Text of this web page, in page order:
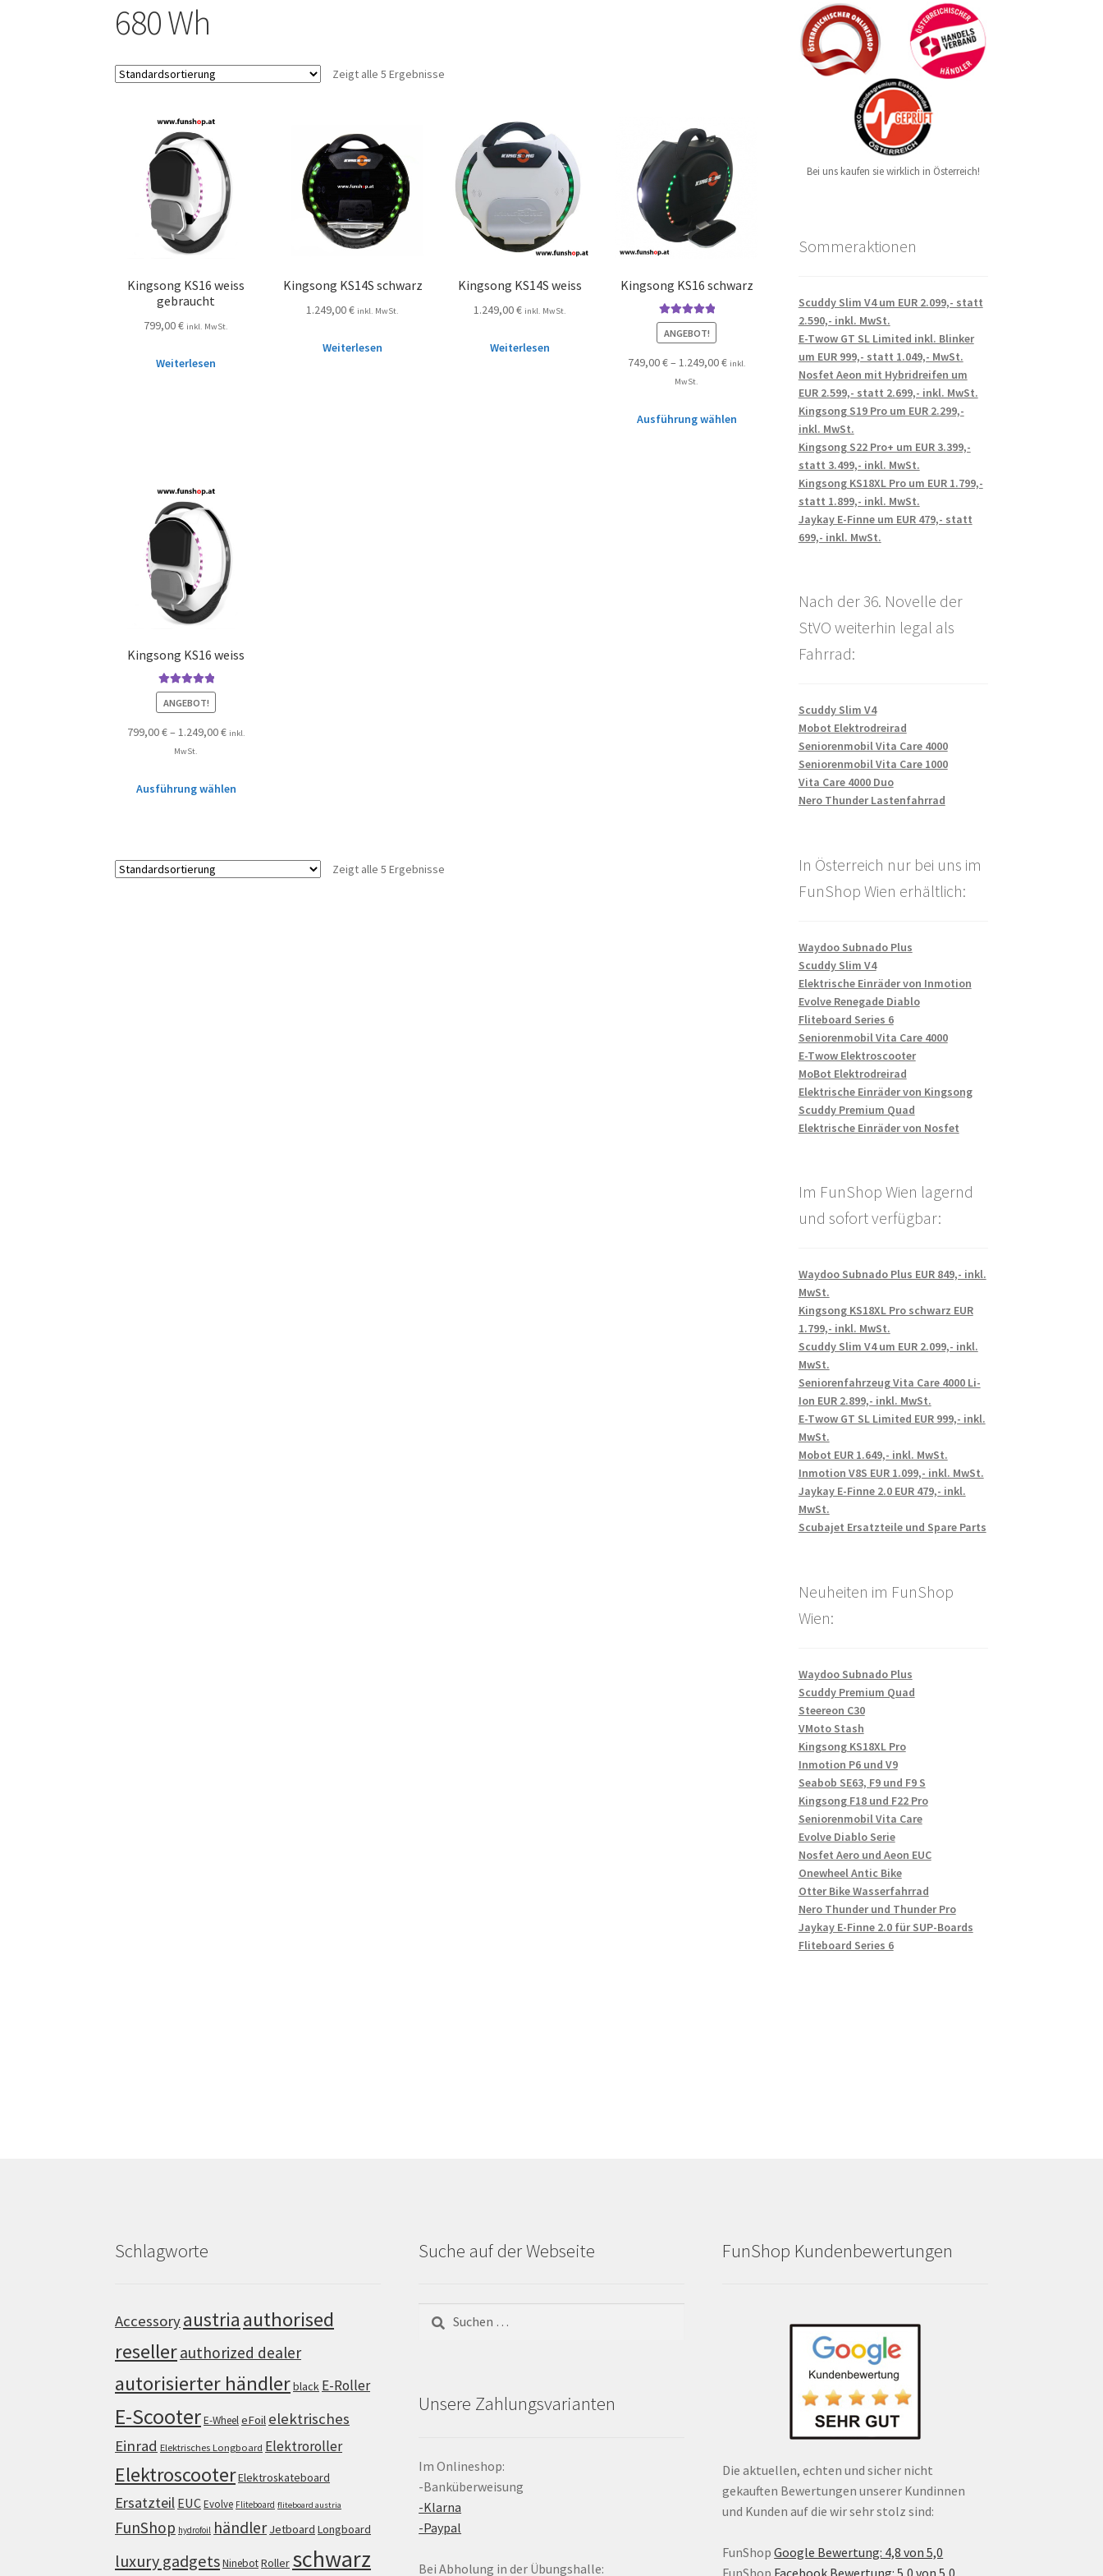
680 Wh
Zeigt alle 5 Ergebnisse
Kingsong KS16 weiss
gebraucht
799,00€ inkl. MwSt.
Weiterlesen
Kingsong KS14S schwarz
1.249,00€ inkl. MwSt.
Weiterlesen
Kingsong KS14S weiss
1.249,00€ inkl. MwSt.
Weiterlesen
Kingsong KS16 schwarz
Bewertet mit
5.00von 5
ANGEBOT!
749,00€– 1.249,00€ inkl.
MwSt.
Ausführung wählen
Kingsong KS16 weiss
Bewertet mit
5.00von 5
ANGEBOT!
799,00€– 1.249,00€ inkl.
MwSt.
Ausführung wählen
Zeigt alle 5 Ergebnisse
Bei uns kaufen sie wirklich in Österreich!
Sommeraktionen
Scuddy Slim V4 um EUR 2.099,- statt
2.590,- inkl. MwSt.
E-Twow GT SL Limited inkl. Blinker
um EUR 999,- statt 1.049,- MwSt.
Nosfet Aeon mit Hybridreifen um
EUR 2.599,- statt 2.699,- inkl. MwSt.
Kingsong S19 Pro um EUR 2.299,-
inkl. MwSt.
Kingsong S22 Pro+ um EUR 3.399,-
statt 3.499,- inkl. MwSt.
Kingsong KS18XL Pro um EUR 1.799,-
statt 1.899,- inkl. MwSt.
Jaykay E-Finne um EUR 479,- statt
699,- inkl. MwSt.
Nach der 36. Novelle der
StVO weiterhin legal als
Fahrrad:
Scuddy Slim V4
Mobot Elektrodreirad
Seniorenmobil Vita Care 4000
Seniorenmobil Vita Care 1000
Vita Care 4000 Duo
Nero Thunder Lastenfahrrad
In Österreich nur bei uns im
FunShop Wien erhältlich:
Waydoo Subnado Plus
Scuddy Slim V4
Elektrische Einräder von Inmotion
Evolve Renegade Diablo
Fliteboard Series 6
Seniorenmobil Vita Care 4000
E-Twow Elektroscooter
MoBot Elektrodreirad
Elektrische Einräder von Kingsong
Scuddy Premium Quad
Elektrische Einräder von Nosfet
Im FunShop Wien lagernd
und sofort verfügbar:
Waydoo Subnado Plus EUR 849,- inkl.
MwSt.
Kingsong KS18XL Pro schwarz EUR
1.799,- inkl. MwSt.
Scuddy Slim V4 um EUR 2.099,- inkl.
MwSt.
Seniorenfahrzeug Vita Care 4000 Li-
Ion EUR 2.899,- inkl. MwSt.
E-Twow GT SL Limited EUR 999,- inkl.
MwSt.
Mobot EUR 1.649,- inkl. MwSt.
Inmotion V8S EUR 1.099,- inkl. MwSt.
Jaykay E-Finne 2.0 EUR 479,- inkl.
MwSt.
Scubajet Ersatzteile und Spare Parts
Neuheiten im FunShop
Wien:
Waydoo Subnado Plus
Scuddy Premium Quad
Steereon C30
VMoto Stash
Kingsong KS18XL Pro
Inmotion P6 und V9
Seabob SE63, F9 und F9 S
Kingsong F18 und F22 Pro
Seniorenmobil Vita Care
Evolve Diablo Serie
Nosfet Aero und Aeon EUC
Onewheel Antic Bike
Otter Bike Wasserfahrrad
Nero Thunder und Thunder Pro
Jaykay E-Finne 2.0 für SUP-Boards
Fliteboard Series 6
Schlagworte
Accessoryaustria authorised
resellerauthorized dealer
autorisierter händlerblack E-Roller
E-ScooterE-WheeleFoil elektrisches
Einrad Elektrisches Longboard Elektroroller
ElektroscooterElektroskateboard
Ersatzteil EUCEvolve Fliteboard fliteboard austria
FunShop hydrofoil händler Jetboard Longboard
luxury gadgetsNinebotRoller schwarz
Suche auf der Webseite
nach:
Unsere Zahlungsvarianten
Im Onlineshop:
-Banküberweisung
-Klarna
-Paypal
Bei Abholung in der Übungshalle:
FunShop Kundenbewertungen
Die aktuellen, echten und sicher nicht
gekauften Bewertungen unserer Kundinnen
und Kunden auf die wir sehr stolz sind:
FunShop Google Bewertung: 4,8 von 5,0
FunShop Facebook Bewertung: 5,0 von 5,0